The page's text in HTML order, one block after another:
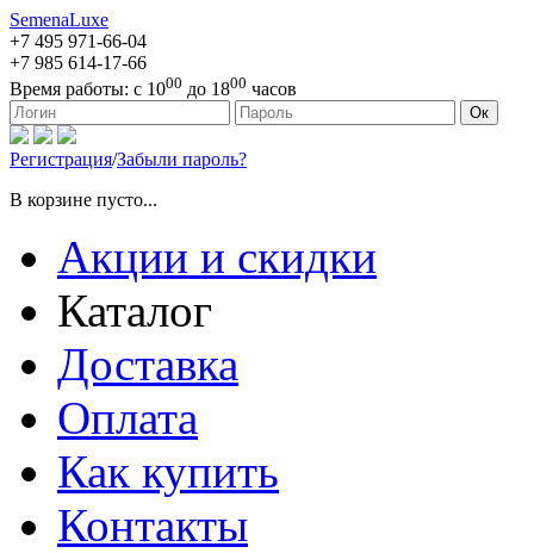
SemenaLuxe
+7 495 971-66-04
+7 985 614-17-66
Время работы: с 1000 до 1800 часов
127473, г. Москва, ул. Краснопролетарская, д. 16, стр. 1 Ок
Регистрация/Забыли пароль?
В корзине пусто...
Акции и скидки
Каталог
Доставка
Оплата
Как купить
Контакты